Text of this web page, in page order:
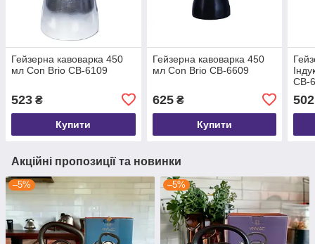
Гейзерна кавоварка 450
мл Con Brio CB-6109
523 ₴
Купити
Гейзерна кавоварка 450
мл Con Brio CB-6609
625₴
Купити
CB-
502
Акційні пропозиції та новинки
–5% –5%